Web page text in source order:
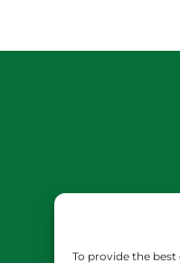
To provide the